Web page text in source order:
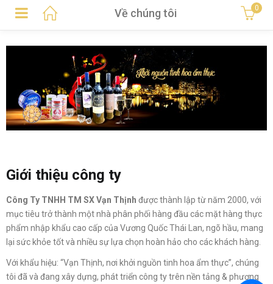
Về chúng tôi 0
Giới thiệu công ty
Công Ty TNHH TM SX Vạn Thịnh được thành lập từ năm 2000, với
mục tiêu trở thành một nhà phân phối hàng đầu các mặt hàng thực
phẩm nhập khẩu cao cấp của Vương Quốc Thái Lan, ngõ hầu, mang
lại sức khỏe tốt và nhiều sự lựa chọn hoàn hảo cho các khách hàng.
Với khẩu hiệu: “Vạn Thịnh, nơi khởi nguồn tinh hoa ẩm thực”, chúng
tôi đã và đang xây dựng, phát triển công ty trên nền tảng & phương